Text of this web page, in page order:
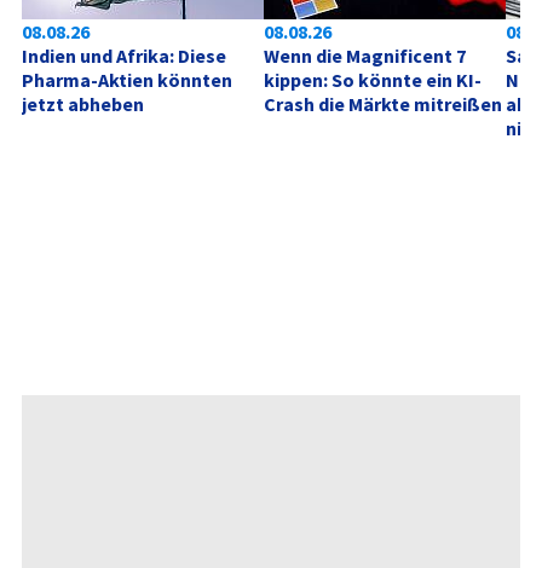
08.08.26
Indien und Afrika: Diese
Pharma-Aktien könnten
jetzt abheben
08.08.26
Wenn die Magnificent 7
kippen: So könnte ein KI-
Crash die Märkte mitreißen